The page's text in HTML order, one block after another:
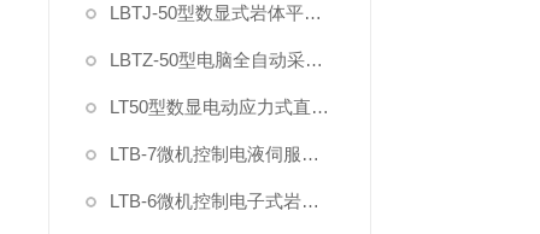
LBTJ-50型数显式岩体平推法原位直剪试验仪
LBTZ-50型电脑全自动采集原位岩土直剪仪
LT50型数显电动应力式直剪仪
LTB-7微机控制电液伺服混凝土岩石直剪仪
LTB-6微机控制电子式岩石直剪仪